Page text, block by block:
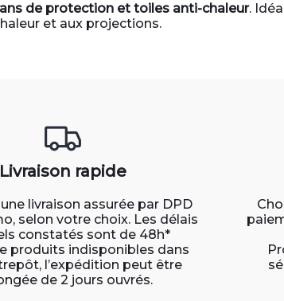
de protection et toiles anti-chaleur.
et aux projections.
Livraison rapide
livraison assurée par DPD
selon votre choix. Les délais
constatés sont de 48h*
produits indisponibles dans
l’expédition peut être
de 2 jours ouvrés.